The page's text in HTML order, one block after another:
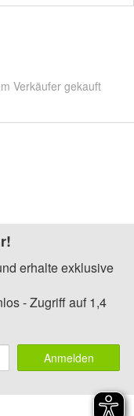
Verkäufer gekauft
erhalte exklusive
- Zugriff auf 1,4
Anmelden